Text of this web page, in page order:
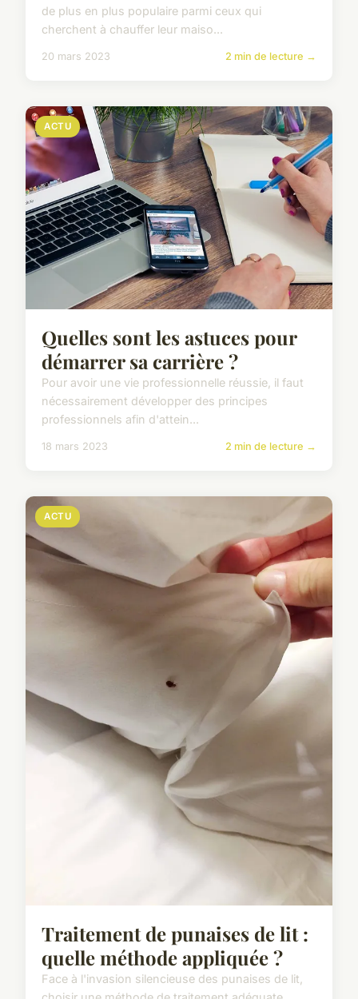
de plus en plus populaire parmi ceux qui
cherchent à chauffer leur maiso...
20 mars 2023 2 min de lecture →
ACTU
Quelles sont les astuces pour
démarrer sa carrière ?
Pour avoir une vie professionnelle réussie, il faut
nécessairement développer des principes
professionnels afin d'attein...
18 mars 2023 2 min de lecture →
ACTU
Traitement de punaises de lit :
quelle méthode appliquée ?
Face à l'invasion silencieuse des punaises de lit,